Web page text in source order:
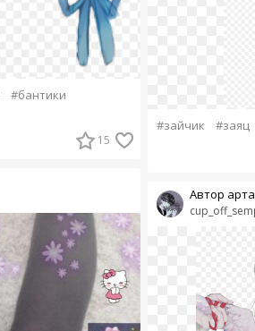
#бантики
15
#зайчик #заяц
Автор